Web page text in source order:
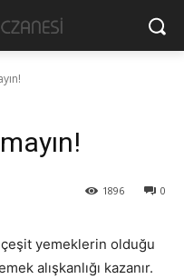
0
1896
yemeklerin olduğu
alışkanlığı kazanır.